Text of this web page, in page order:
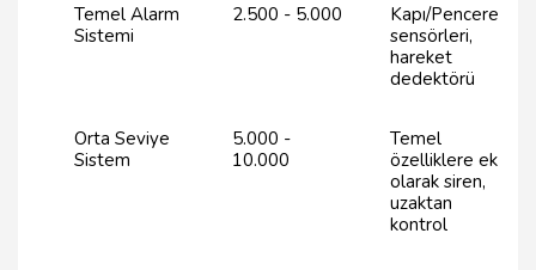
Temel Alarm
Sistemi
2.500 - 5.000
Kapı/Pencere
sensörleri,
hareket
dedektörü
Orta Seviye
Sistem
5.000 -
10.000
Temel
özelliklere ek
olarak siren,
uzaktan
kontrol